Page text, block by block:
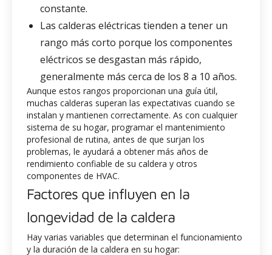
constante.
Las calderas eléctricas tienden a tener un
rango más corto porque los componentes
eléctricos se desgastan más rápido,
generalmente más cerca de los 8 a 10 años.
Aunque estos rangos proporcionan una guía útil,
muchas calderas superan las expectativas cuando se
instalan y mantienen correctamente. As con cualquier
sistema de su hogar, programar el mantenimiento
profesional de rutina, antes de que surjan los
problemas, le ayudará a obtener más años de
rendimiento confiable de su caldera y otros
componentes de HVAC.
Factores que influyen en la
longevidad de la caldera
Hay varias variables que determinan el funcionamiento
y la duración de la caldera en su hogar: